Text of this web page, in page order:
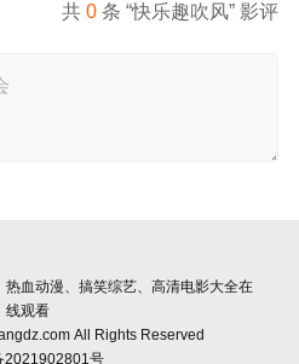
共0 条 “快乐趣吹风” 影评
热血动漫、搞笑综艺、高清电影大全在
线观看
All Rights Reserved
2021902801号